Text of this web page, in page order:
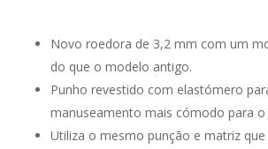
Novo roedora de 3,2 mm com um
do que o modelo antigo.
Punho revestido com elastómero
manuseamento mais cómodo para o
Utiliza o mesmo punção e matriz